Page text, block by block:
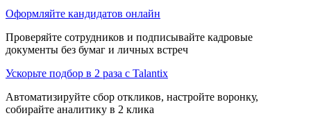
Оформляйте кандидатов онлайн
Проверяйте сотрудников и подписывайте кадровые
документы без бумаг и личных встреч
Ускорьте подбор в 2 раза с Talantix
Автоматизируйте сбор откликов, настройте воронку,
собирайте аналитику в 2 клика